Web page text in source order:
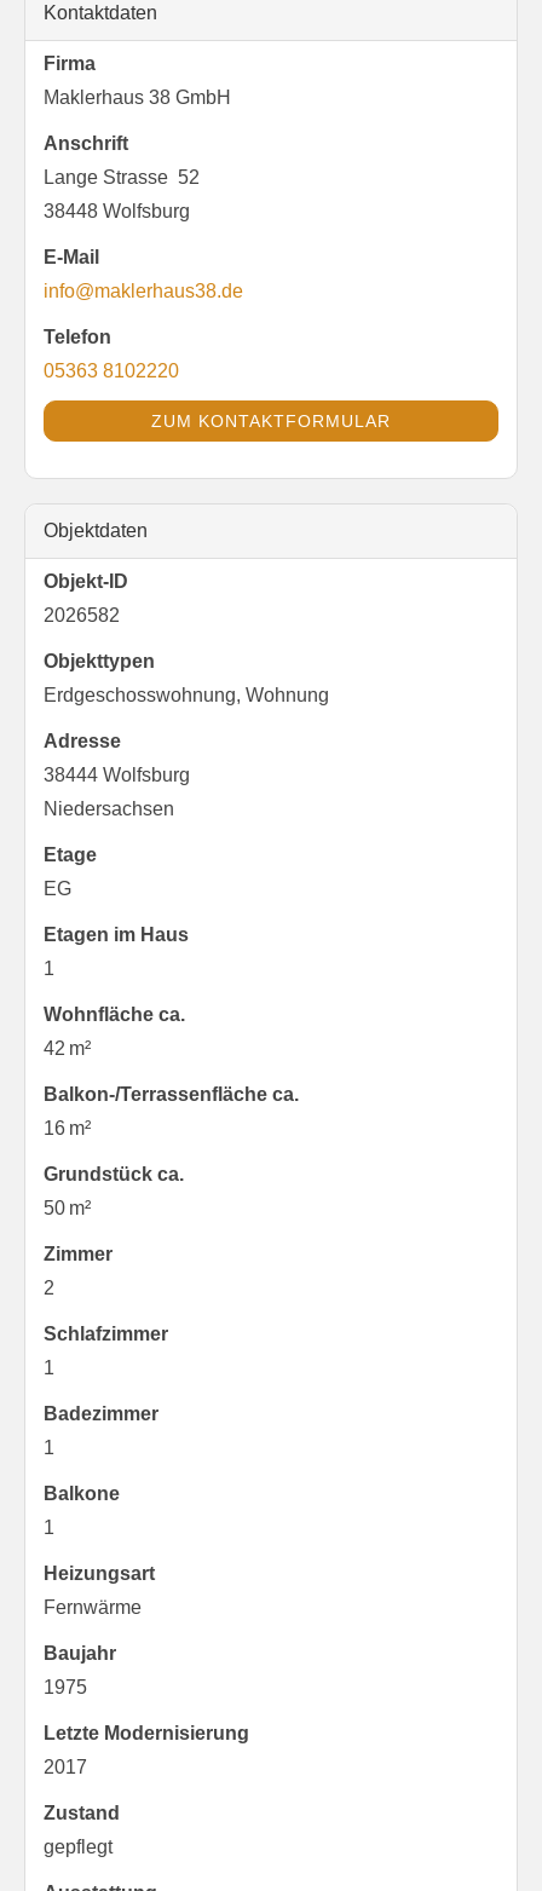
Kontaktdaten
Firma
Maklerhaus 38 GmbH
Anschrift
Lange Strasse 52
38448 Wolfsburg
E-Mail
info@maklerhaus38.de
Telefon
05363 8102220
ZUM KONTAKTFORMULAR
Objektdaten
Objekt-ID
2026582
Objekttypen
Erdgeschosswohnung, Wohnung
Adresse
38444 Wolfsburg
Niedersachsen
Etage
EG
Etagen im Haus
1
Wohnfläche ca.
42 m²
Balkon-/Terrassen­fläche ca.
16 m²
Grund­stück ca.
50 m²
Zimmer
2
Schlafzimmer
1
Badezimmer
1
Balkone
1
Heizungsart
Fernwärme
Baujahr
1975
Letzte Modernisierung
2017
Zustand
gepflegt